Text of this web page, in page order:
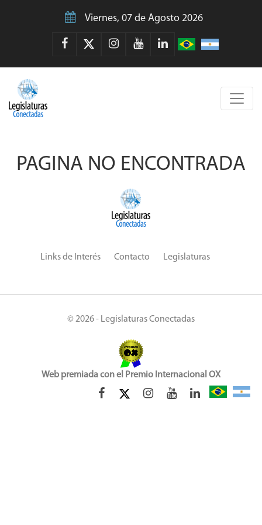
Viernes, 07 de Agosto 2026
PAGINA NO ENCONTRADA
Links de Interés Contacto Legislaturas
© 2026 - Legislaturas Conectadas
Web premiada con el Premio Internacional OX